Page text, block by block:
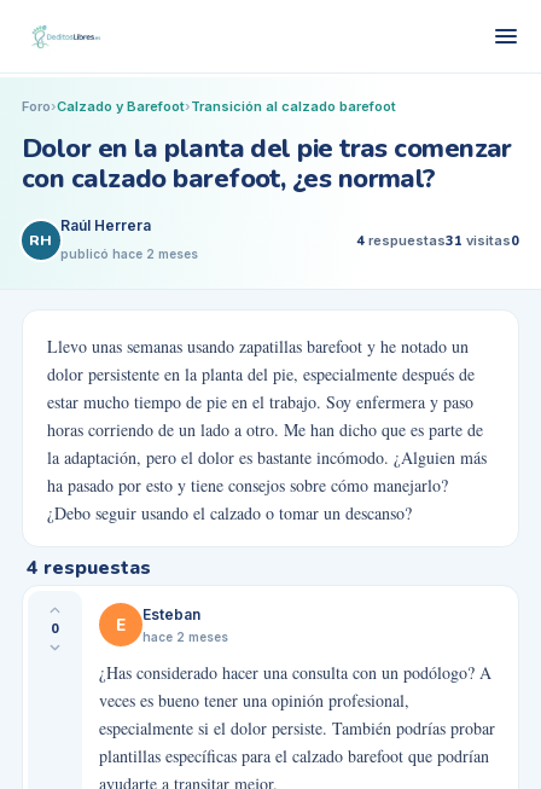
Foro›Calzado y Barefoot›Transición al calzado barefoot
Dolor en la planta del pie tras comenzar
con calzado barefoot, ¿es normal?
RH
Raúl Herrera
publicó hace 2 meses
4 respuestas31 visitas0
Llevo unas semanas usando zapatillas barefoot y he notado un
dolor persistente en la planta del pie, especialmente después de
estar mucho tiempo de pie en el trabajo. Soy enfermera y paso
horas corriendo de un lado a otro. Me han dicho que es parte de
la adaptación, pero el dolor es bastante incómodo. ¿Alguien más
ha pasado por esto y tiene consejos sobre cómo manejarlo?
¿Debo seguir usando el calzado o tomar un descanso?
4 respuestas
0 E Esteban
hace 2 meses
¿Has considerado hacer una consulta con un podólogo? A
veces es bueno tener una opinión profesional,
especialmente si el dolor persiste. También podrías probar
plantillas específicas para el calzado barefoot que podrían
ayudarte a transitar mejor.